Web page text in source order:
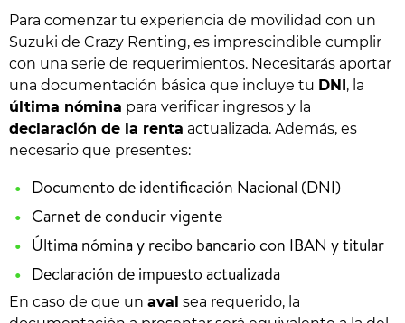
Para comenzar tu experiencia de movilidad con un
Suzuki de Crazy Renting, es imprescindible cumplir
con una serie de requerimientos. Necesitarás aportar
una documentación básica que incluye tu DNI, la
última nómina para verificar ingresos y la
declaración de la renta actualizada. Además, es
necesario que presentes:
Documento de identificación Nacional (DNI)
Carnet de conducir vigente
Última nómina y recibo bancario con IBAN y titular
Declaración de impuesto actualizada
En caso de que un aval sea requerido, la